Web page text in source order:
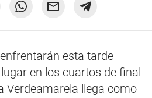
esta tarde
en los cuartos de final
Verdeamarela llega como